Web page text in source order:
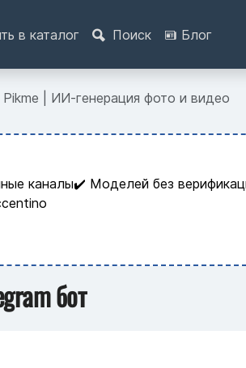
в каталог Поиск Блог
Pikme | ИИ-генерация фото и видео
каналы✔️ Моделей без
бот